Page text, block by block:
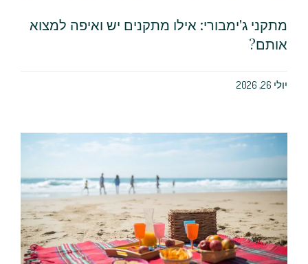
מתקני ג'ימבורי: אילו מתקנים יש ואיפה למצוא
אותם?
יולי 26, 2026